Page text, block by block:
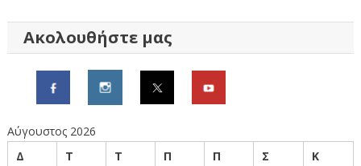
Ακολουθήστε μας
Αύγουστος 2026
Δ
Τ Τ Π Π Σ
Κ